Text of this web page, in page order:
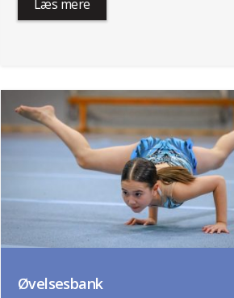
Læs mere
Øvelsesbank